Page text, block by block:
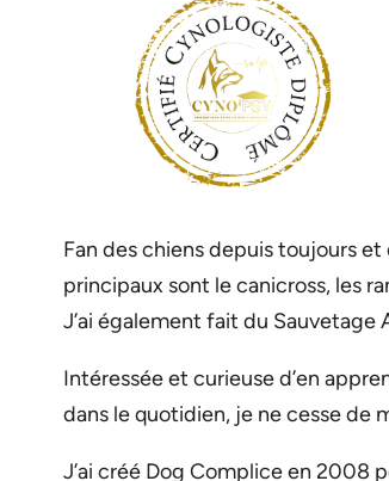
Fan des chiens depuis toujours
principaux sont le canicross, les
J’ai également fait du Sauvetage
Intéressée et curieuse d’en
dans le quotidien, je ne cesse de
J’ai créé Dog Complice en 2008